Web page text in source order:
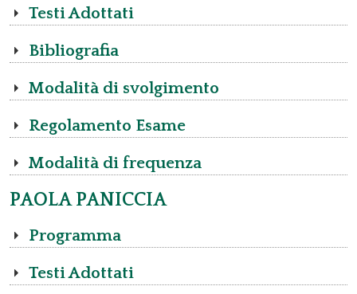
Testi Adottati
Bibliografia
Modalità di svolgimento
Regolamento Esame
Modalità di frequenza
PAOLA PANICCIA
Programma
Testi Adottati